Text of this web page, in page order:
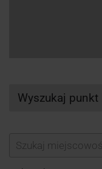
Wyszukaj